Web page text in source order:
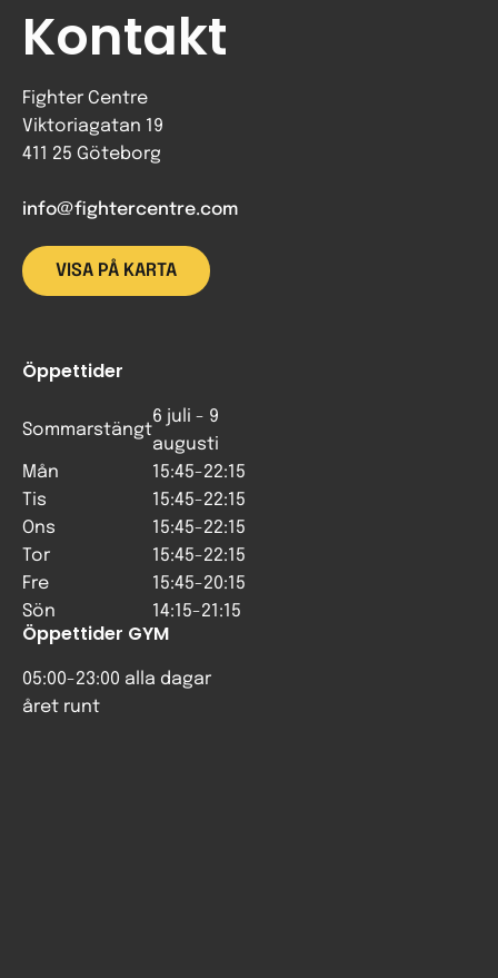
Kontakt
Fighter Centre
Viktoriagatan 19
411 25 Göteborg
info@fightercentre.com
VISA PÅ KARTA
Öppettider
Sommarstängt
6 juli - 9
augusti
Mån
15:45-22:15
Tis
15:45-22:15
Ons
15:45-22:15
Tor
15:45-22:15
Fre
15:45-20:15
Sön
14:15-21:15
Öppettider GYM
05:00-23:00 alla dagar
året runt